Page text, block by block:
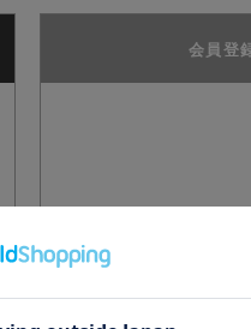
会員登
GPPオンラインシ
は、こちらからお客